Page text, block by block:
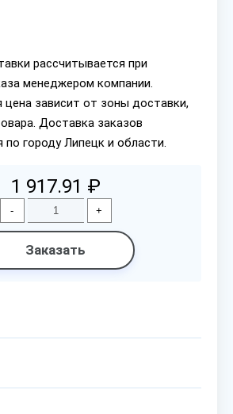
рассчитывается при
менеджером компании.
цена зависит от зоны доставки,
Доставка заказов
по городу Липецк и области.
1 917.91 ₽
- +
Заказать